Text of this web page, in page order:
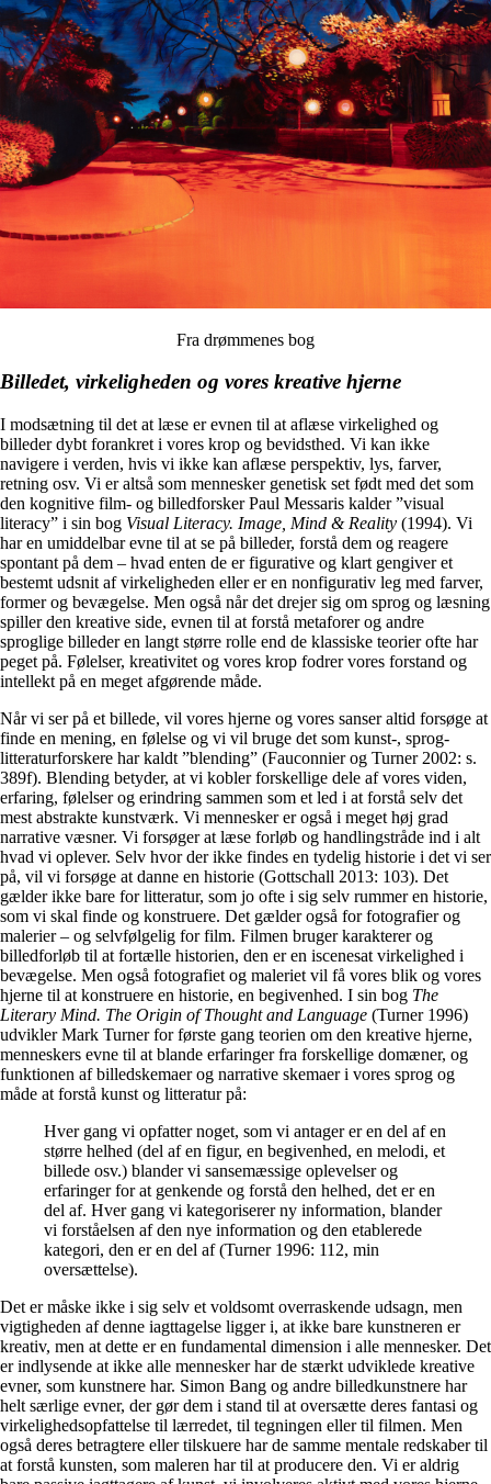
Fra drømmenes bog
Billedet, virkeligheden og vores kreative hjerne
I modsætning til det at læse er evnen til at aflæse virkelighed og
billeder dybt forankret i vores krop og bevidsthed. Vi kan ikke
navigere i verden, hvis vi ikke kan aflæse perspektiv, lys, farver,
retning osv. Vi er altså som mennesker genetisk set født med det som
den kognitive film- og billedforsker Paul Messaris kalder ”visual
literacy” i sin bog Visual Literacy. Image, Mind & Reality (1994). Vi
har en umiddelbar evne til at se på billeder, forstå dem og reagere
spontant på dem – hvad enten de er figurative og klart gengiver et
bestemt udsnit af virkeligheden eller er en nonfigurativ leg med farver,
former og bevægelse. Men også når det drejer sig om sprog og læsning
spiller den kreative side, evnen til at forstå metaforer og andre
sproglige billeder en langt større rolle end de klassiske teorier ofte har
peget på. Følelser, kreativitet og vores krop fodrer vores forstand og
intellekt på en meget afgørende måde.
Når vi ser på et billede, vil vores hjerne og vores sanser altid forsøge at
finde en mening, en følelse og vi vil bruge det som kunst-, sprog-
litteraturforskere har kaldt ”blending” (Fauconnier og Turner 2002: s.
389f). Blending betyder, at vi kobler forskellige dele af vores viden,
erfaring, følelser og erindring sammen som et led i at forstå selv det
mest abstrakte kunstværk. Vi mennesker er også i meget høj grad
narrative væsner. Vi forsøger at læse forløb og handlingstråde ind i alt
hvad vi oplever. Selv hvor der ikke findes en tydelig historie i det vi ser
på, vil vi forsøge at danne en historie (Gottschall 2013: 103). Det
gælder ikke bare for litteratur, som jo ofte i sig selv rummer en historie,
som vi skal finde og konstruere. Det gælder også for fotografier og
malerier – og selvfølgelig for film. Filmen bruger karakterer og
billedforløb til at fortælle historien, den er en iscenesat virkelighed i
bevægelse. Men også fotografiet og maleriet vil få vores blik og vores
hjerne til at konstruere en historie, en begivenhed. I sin bog The
Literary Mind. The Origin of Thought and Language (Turner 1996)
udvikler Mark Turner for første gang teorien om den kreative hjerne,
menneskers evne til at blande erfaringer fra forskellige domæner, og
funktionen af billedskemaer og narrative skemaer i vores sprog og
måde at forstå kunst og litteratur på:
Hver gang vi opfatter noget, som vi antager er en del af en
større helhed (del af en figur, en begivenhed, en melodi, et
billede osv.) blander vi sansemæssige oplevelser og
erfaringer for at genkende og forstå den helhed, det er en
del af. Hver gang vi kategoriserer ny information, blander
vi forståelsen af den nye information og den etablerede
kategori, den er en del af (Turner 1996: 112, min
oversættelse).
Det er måske ikke i sig selv et voldsomt overraskende udsagn, men
vigtigheden af denne iagttagelse ligger i, at ikke bare kunstneren er
kreativ, men at dette er en fundamental dimension i alle mennesker. Det
er indlysende at ikke alle mennesker har de stærkt udviklede kreative
evner, som kunstnere har. Simon Bang og andre billedkunstnere har
helt særlige evner, der gør dem i stand til at oversætte deres fantasi og
virkelighedsopfattelse til lærredet, til tegningen eller til filmen. Men
også deres betragtere eller tilskuere har de samme mentale redskaber til
at forstå kunsten, som maleren har til at producere den. Vi er aldrig